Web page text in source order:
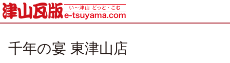
千年の宴 東津山店